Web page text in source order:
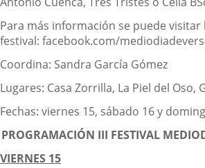
Para más información se puede visitar
festival: facebook.com/
Coordina: Sandra García Gómez
Lugares: Casa Zorrilla, La Piel del Oso,
Fechas: viernes 15, sábado 16 y
PROGRAMACIÓN III FESTIVAL
VIERNES 15